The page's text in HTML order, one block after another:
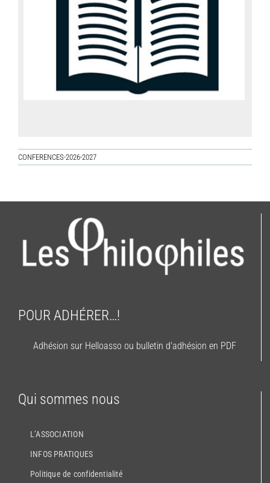
CONFERENCES-2026-2027
POUR ADHÉRER…!
Adhésion sur Helloasso ou bulletin d'adhésion en PDF
Qui sommes nous
L’ASSOCIATION
INFOS PRATIQUES
Politique de confidentialité